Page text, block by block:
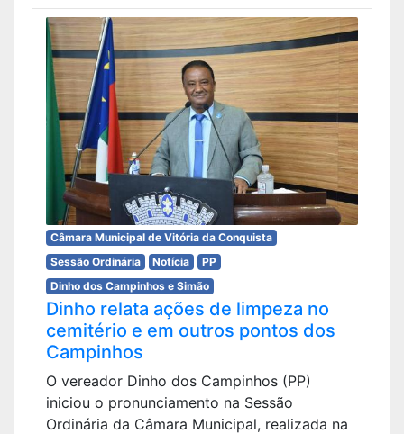
Câmara Municipal de Vitória da Conquista
Sessão Ordinária
Notícia
PP
Dinho dos Campinhos e Simão
Dinho relata ações de limpeza no
cemitério e em outros pontos dos
Campinhos
O vereador Dinho dos Campinhos (PP)
iniciou o pronunciamento na Sessão
Ordinária da Câmara Municipal, realizada na